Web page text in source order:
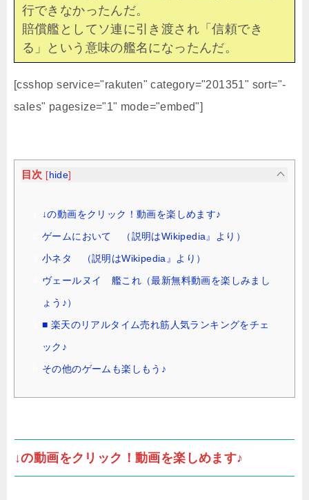
行できなかったんだ。
賠償艦としてソ連に引き渡され「信頼でき
る」という意味の艦名になったんだ。
[csshop service="rakuten" category="201351" sort="-
sales" pagesize="1" mode="embed"]
目次 [ hide]
↓の動画をクリック！動画を楽しめます♪
ゲームにおいて （説明はWikipedia』より）
小ネタ （説明はWikipedia』より）
ヴェールヌイ 艦これ（最新無料動画を楽しみまし
ょう♪）
■ 楽天のリアルタイム売れ筋人気ランキングをチェ
ック♪
その他のゲームも楽しもう♪
↓の動画をクリック！動画を楽しめます♪